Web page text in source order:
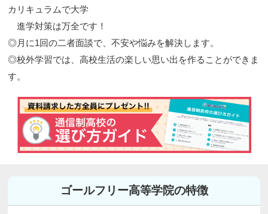
カリキュラムで大学
進学対策は万全です！
◎月に1回の二者面談で、不安や悩みを解決します。
◎校外学習では、高校生活の楽しい思い出を作ることができま
す。
ゴールフリー高等学院の特徴